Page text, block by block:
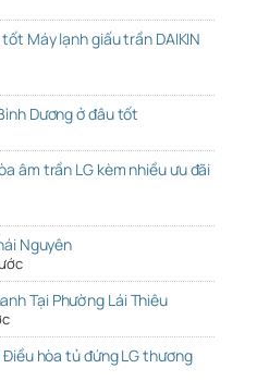
Máy lạnh giấu trần DAIKIN
Dương ở đâu tốt
âm trần LG kèm nhiều ưu đãi
Nguyên
Tại Phường Lái Thiêu
hòa tủ đứng LG thương